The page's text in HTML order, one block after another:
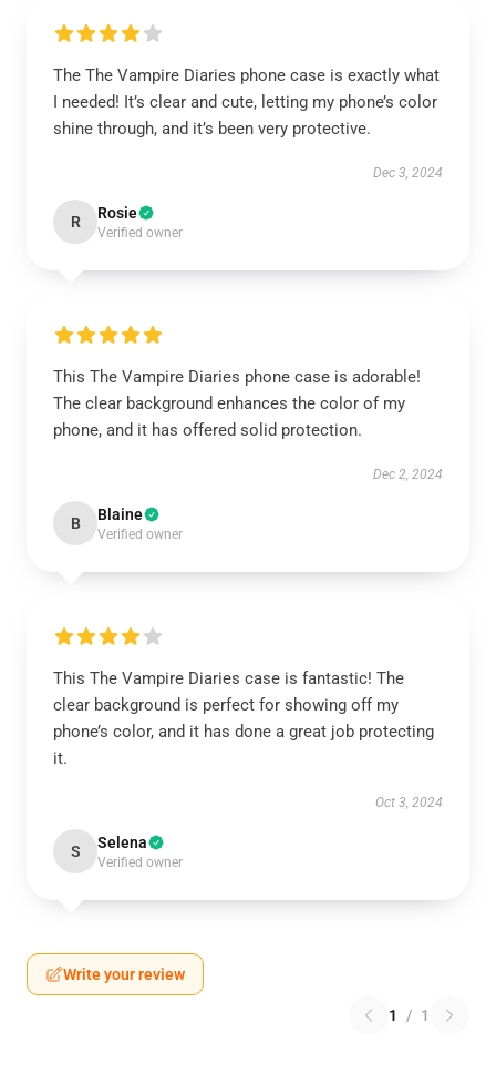
The The Vampire Diaries phone case is exactly what
I needed! It’s clear and cute, letting my phone’s color
shine through, and it’s been very protective.
Dec 3, 2024
R Rosie
Verified owner
This The Vampire Diaries phone case is adorable!
The clear background enhances the color of my
phone, and it has offered solid protection.
Dec 2, 2024
B Blaine
Verified owner
This The Vampire Diaries case is fantastic! The
clear background is perfect for showing off my
phone’s color, and it has done a great job protecting
it.
Oct 3, 2024
S Selena
Verified owner
Write your review
1 / 1